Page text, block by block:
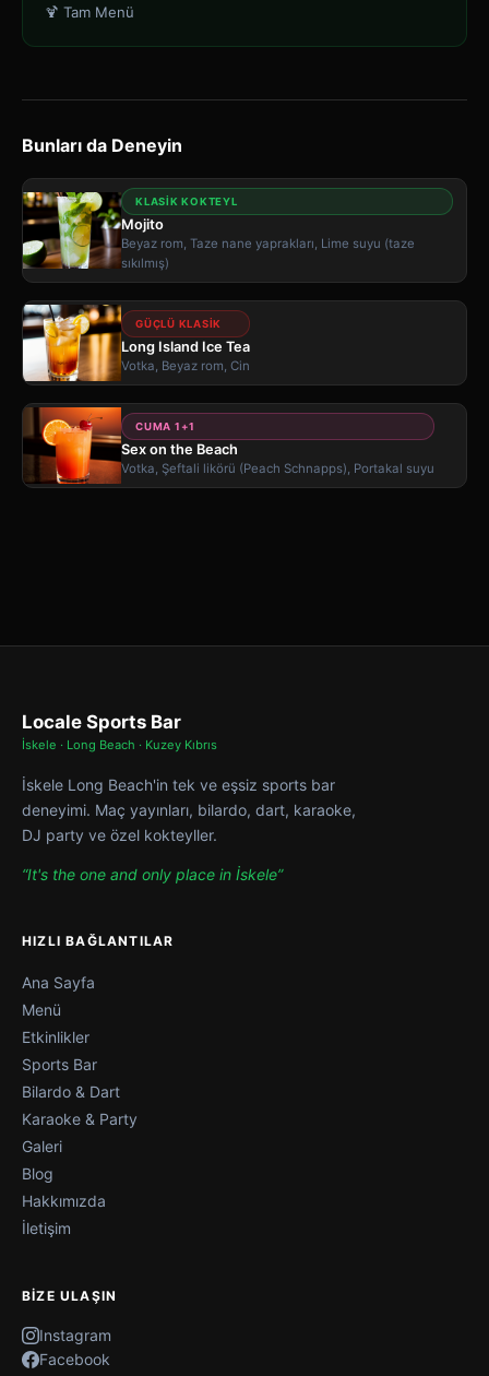
🍹 Tam Menü
Bunları da Deneyin
KLASIK KOKTEYL
Mojito
Beyaz rom, Taze nane yaprakları, Lime suyu (taze
sıkılmış)
GÜÇLÜ KLASIK
Long Island Ice Tea
Votka, Beyaz rom, Cin
CUMA 1+1
Sex on the Beach
Votka, Şeftali likörü (Peach Schnapps), Portakal suyu
Locale Sports Bar
İskele · Long Beach · Kuzey Kıbrıs
İskele Long Beach'in tek ve eşsiz sports bar
deneyimi. Maç yayınları, bilardo, dart, karaoke,
DJ party ve özel kokteyller.
“It's the one and only place in İskele”
HIZLI BAĞLANTILAR
Ana Sayfa
Menü
Etkinlikler
Sports Bar
Bilardo & Dart
Karaoke & Party
Galeri
Blog
Hakkımızda
İletişim
BIZE ULAŞIN
Instagram
Facebook